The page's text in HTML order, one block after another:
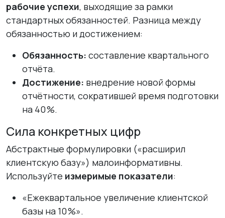
рабочие успехи, выходящие за рамки
стандартных обязанностей. Разница между
обязанностью и достижением:
Обязанность: составление квартального
отчёта.
Достижение: внедрение новой формы
отчётности, сократившей время подготовки
на 40 %.
Сила конкретных цифр
Абстрактные формулировки («расширил
клиентскую базу») малоинформативны.
Используйте измеримые показатели:
«Ежеквартальное увеличение клиентской
базы на 10 %».